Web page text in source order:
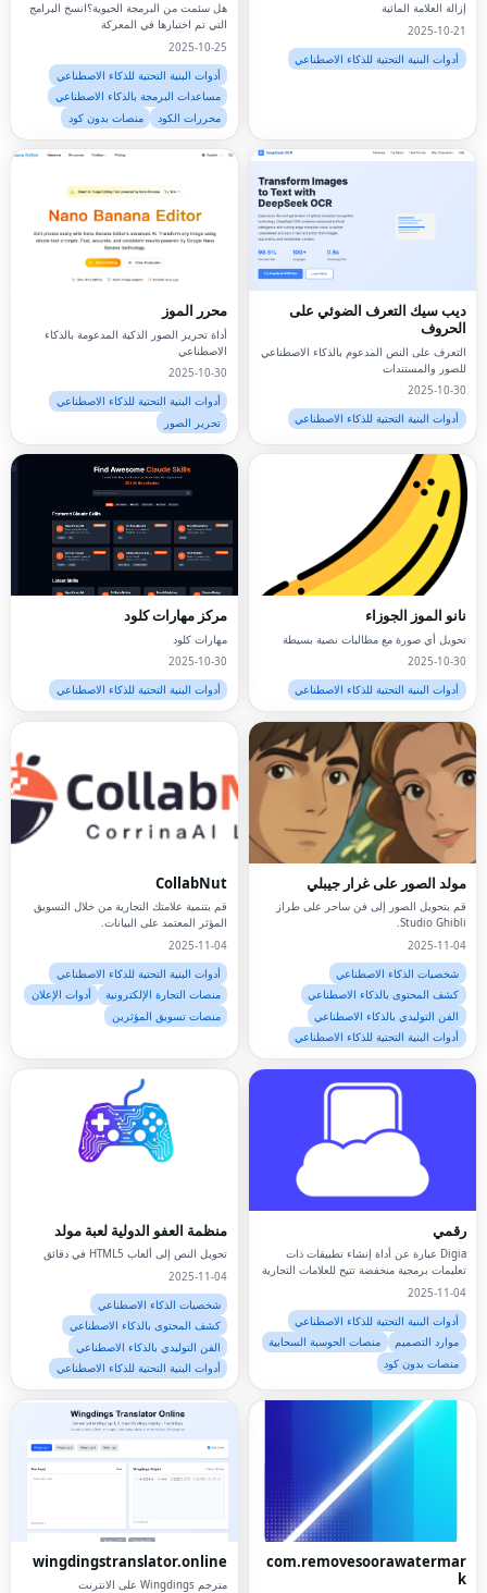
إزالة العلامة المائية
2025-10-21
أدوات البنية التحتية للذكاء الاصطناعي
هل سئمت من البرمجة الحيوية؟انسخ البرامج
التي تم اختبارها في المعركة
2025-10-25
أدوات البنية التحتية للذكاء الاصطناعي
مساعدات البرمجة بالذكاء الاصطناعي
محررات الكود
منصات بدون كود
ديب سيك التعرف الضوئي على
الحروف
التعرف على النص المدعوم بالذكاء الاصطناعي
للصور والمستندات
2025-10-30
أدوات البنية التحتية للذكاء الاصطناعي
محرر الموز
أداة تحرير الصور الذكية المدعومة بالذكاء
الاصطناعي
2025-10-30
أدوات البنية التحتية للذكاء الاصطناعي
تحرير الصور
نانو الموز الجوزاء
تحويل أي صورة مع مطالبات نصية بسيطة
2025-10-30
أدوات البنية التحتية للذكاء الاصطناعي
مركز مهارات كلود
مهارات كلود
2025-10-30
أدوات البنية التحتية للذكاء الاصطناعي
مولد الصور على غرار جيبلي
قم بتحويل الصور إلى فن ساحر على طراز
Studio Ghibli.
2025-11-04
شخصيات الذكاء الاصطناعي
كشف المحتوى بالذكاء الاصطناعي
الفن التوليدي بالذكاء الاصطناعي
أدوات البنية التحتية للذكاء الاصطناعي
CollabNut
قم بتنمية علامتك التجارية من خلال التسويق
المؤثر المعتمد على البيانات.
2025-11-04
أدوات البنية التحتية للذكاء الاصطناعي
منصات التجارة الإلكترونية
أدوات الإعلان
منصات تسويق المؤثرين
رقمي
Digia عبارة عن أداة إنشاء تطبيقات ذات
تعليمات برمجية منخفضة تتيح للعلامات التجارية
إطلاق تطبيقات أصلية بالكامل على الفور
2025-11-04
أدوات البنية التحتية للذكاء الاصطناعي
موارد التصميم
منصات الحوسبة السحابية
منصات بدون كود
منظمة العفو الدولية لعبة مولد
تحويل النص إلى ألعاب HTML5 في دقائق
2025-11-04
شخصيات الذكاء الاصطناعي
كشف المحتوى بالذكاء الاصطناعي
الفن التوليدي بالذكاء الاصطناعي
أدوات البنية التحتية للذكاء الاصطناعي
com.removesoorawatermar
k
wingdingstranslator.online
مترجم Wingdings على الانترنت